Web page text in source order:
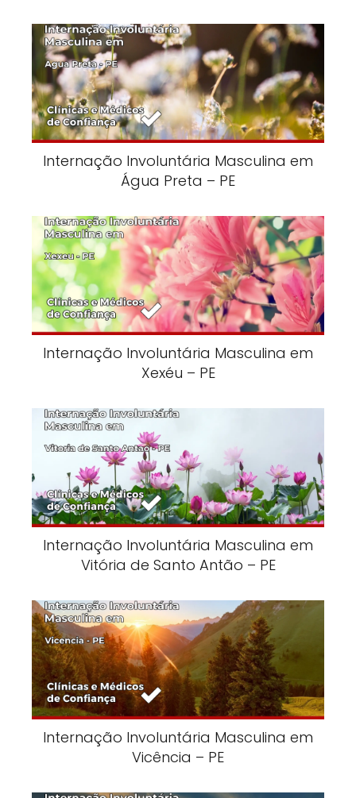
Internação Involuntária Masculina em
Água Preta – PE
Internação Involuntária Masculina em
Xexéu – PE
Internação Involuntária Masculina em
Vitória de Santo Antão – PE
Internação Involuntária Masculina em
Vicência – PE